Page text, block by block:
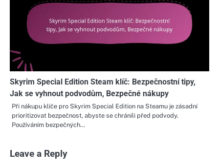
Skyrim Special Edition Steam klíč: Bezpečnostní tipy,
Jak se vyhnout podvodům, Bezpečné nákupy
Při nákupu klíče pro Skyrim Special Edition na Steamu je zásadní
prioritizovat bezpečnost, abyste se chránili před podvody.
Používáním bezpečných…
Leave a Reply